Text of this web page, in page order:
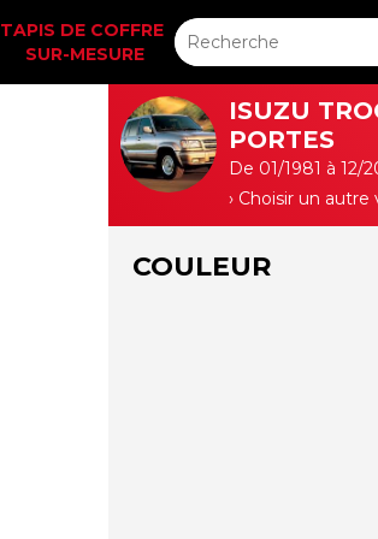
ISUZU
PORTES
De 01/1981 à 12/
› Choisir un autre
COULEUR
TAPIS DE COFFRE
SUR-MESURE